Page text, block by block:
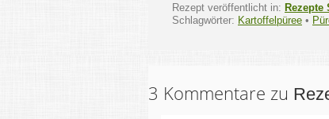
Rezept veröffentlicht in: Rezepte
Schlagwörter: Kartoffelpüree •
3 Kommentare zu